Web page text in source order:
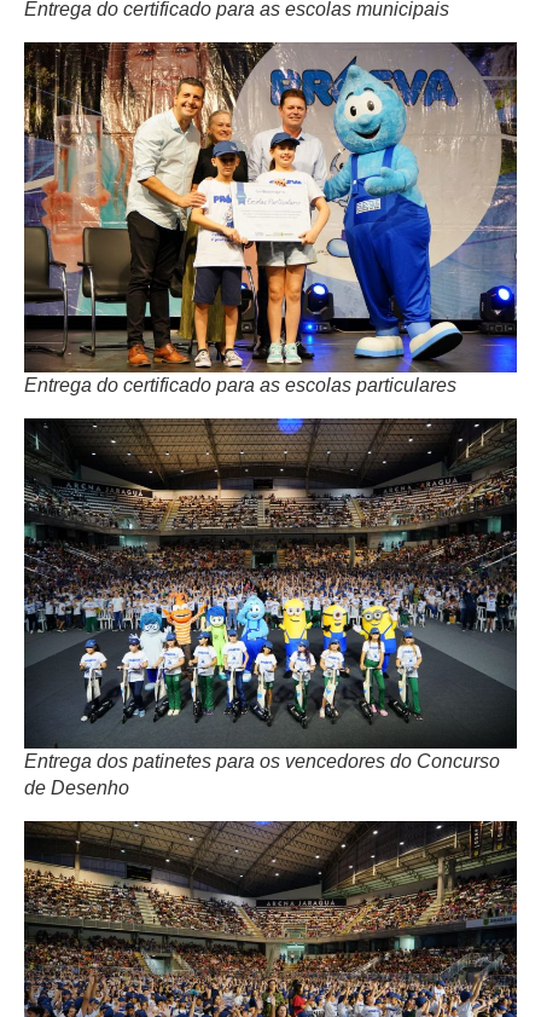
Entrega do certificado para as escolas municipais
Entrega do certificado para as escolas particulares
Entrega dos patinetes para os vencedores do Concurso
de Desenho